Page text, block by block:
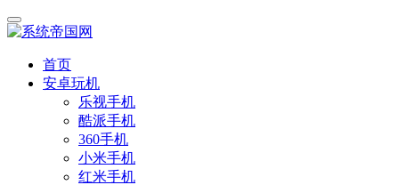
首页
安卓玩机
乐视手机
酷派手机
360手机
小米手机
红米手机